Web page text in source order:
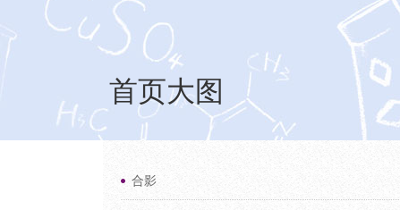
首页大图
合影